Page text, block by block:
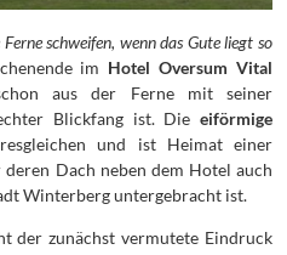
schweifen, wenn das Gute liegt so
im Hotel Oversum Vital
aus der Ferne mit seiner
Blickfang ist. Die eiförmige
und ist Heimat einer
Dach neben dem Hotel auch
Winterberg untergebracht ist.
der zunächst vermutete Eindruck